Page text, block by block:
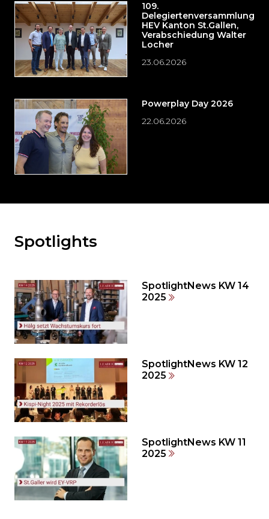
109.
Delegiertenversammlung
HEV Kanton St.Gallen,
Verabschiedung Walter
Locher
23.06.2026
Powerplay Day 2026
22.06.2026
Möchten
den
weiteren
Inhalt
auslassen
und
zum
Seitenende
springen?
Spotlights
SpotlightNews KW 14
2025
SpotlightNews KW 12
2025
SpotlightNews KW 11
2025